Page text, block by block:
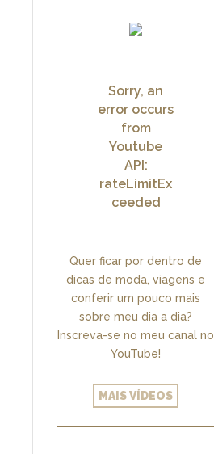
Sorry, an
error occurs
from
Youtube
API:
rateLimitEx
ceeded
Quer ficar por dentro de
dicas de moda, viagens e
conferir um pouco mais
sobre meu dia a dia?
Inscreva-se no meu canal no
YouTube!
MAIS VÍDEOS